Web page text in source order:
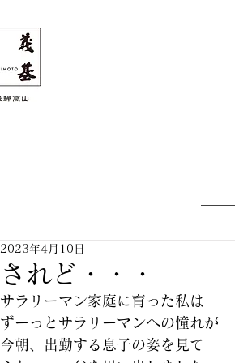
されど・・・
2023年4月10日
サラリーマン家庭に育った私は
ずーっとサラリーマンへの憧れが
今朝、出勤する息子の姿を見て